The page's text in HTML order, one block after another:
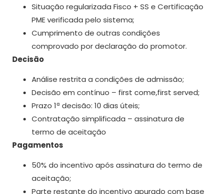
Situação regularizada Fisco + SS e Certificação
PME verificada pelo sistema;
Cumprimento de outras condições
comprovado por declaração do promotor.
Decisão
Análise restrita a condições de admissão;
Decisão em contínuo – first come,first served;
Prazo 1ª decisão: 10 dias úteis;
Contratação simplificada – assinatura de
termo de aceitação
Pagamentos
50% do incentivo após assinatura do termo de
aceitação;
Parte restante do incentivo apurado com base